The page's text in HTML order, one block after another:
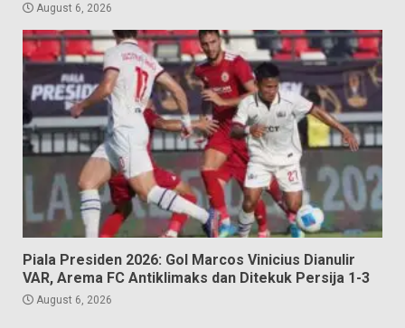
August 6, 2026
Piala Presiden 2026: Gol Marcos Vinicius Dianulir
VAR, Arema FC Antiklimaks dan Ditekuk Persija 1-3
August 6, 2026